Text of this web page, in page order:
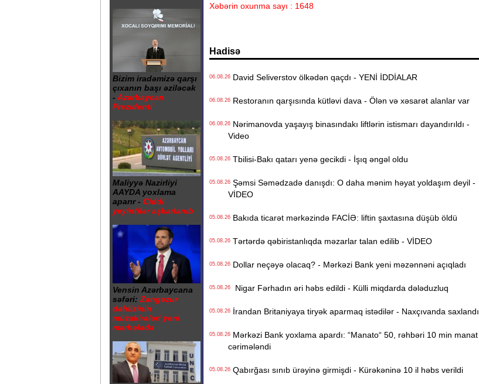
Bizim iradəmizə qarşı
çıxanın başı əziləcək
- Azərbaycan
Prezidenti
Maliyyə Nazirliyi
AAYDA yoxlama
aparır - Ciddi
yeyintilər aşkarlanıb
Vensin Azərbaycana
səfəri: Zəngəzur
dəhlizinin
müzakirələri yeni
mərhələdə
Xəbərin oxunma sayı : 1648
Hadisə
06.08.26David Seliverstov ölkədən qaçdı - YENİ İDDİALAR
06.08.26Restoranın qarşısında kütləvi dava - Ölən və xəsarət alanlar var
06.08.26Nərimanovda yaşayış binasındakı liftlərin istismarı dayandırıldı -
Video
05.08.26Tbilisi-Bakı qatarı yenə gecikdi - İşıq əngəl oldu
05.08.26Şəmsi Səmədzadə danışdı: O daha mənim həyat yoldaşım deyil -
VİDEO
05.08.26Bakıda ticarət mərkəzində FACİƏ: liftin şaxtasına düşüb öldü
05.08.26Tərtərdə qəbiristanlıqda məzarlar talan edilib - VİDEO
05.08.26Dollar neçəyə olacaq? - Mərkəzi Bank yeni məzənnəni açıqladı
05.08.26Nigar Fərhadın əri həbs edildi - Külli miqdarda dələduzluq
05.08.26İrandan Britaniyaya tiryək aparmaq istədilər - Naxçıvanda saxlandı
05.08.26Mərkəzi Bank yoxlama apardı: “Manato“ 50, rəhbəri 10 min manat
cərimələndi
05.08.26Qabırğası sınıb ürəyinə girmişdi - Kürəkəninə 10 il həbs verildi